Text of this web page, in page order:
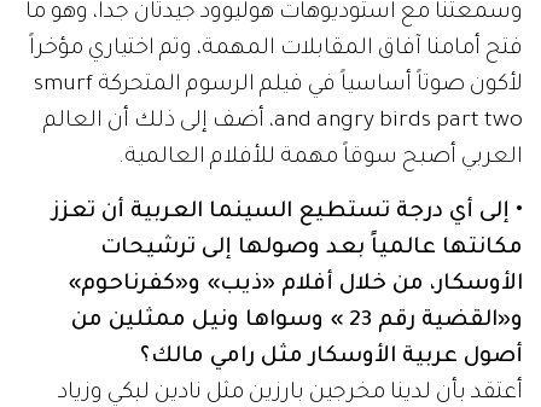
وسمعتنا مع استوديوهات هوليوود جيدتان جداً، وهو ما
فتح أمامنا آفاق المقابلات المهمة، وتم اختياري مؤخراً
لأكون صوتاً أساسياً في فيلم الرسوم المتحركة smurf
and angry birds part two، أضف إلى ذلك أن العالم
العربي أصبح سوقاً مهمة للأفلام العالمية.
• إلى أي درجة تستطيع السينما العربية أن تعزز
مكانتها عالمياً بعد وصولها إلى ترشيحات
الأوسكار، من خلال أفلام «ذيب» و«كفرناحوم»
و«القضية رقم 23 » وسواها ونيل ممثلين من
أصول عربية الأوسكار مثل رامي مالك؟
أعتقد بأن لدينا مخرجين بارزين مثل نادين لبكي وزياد